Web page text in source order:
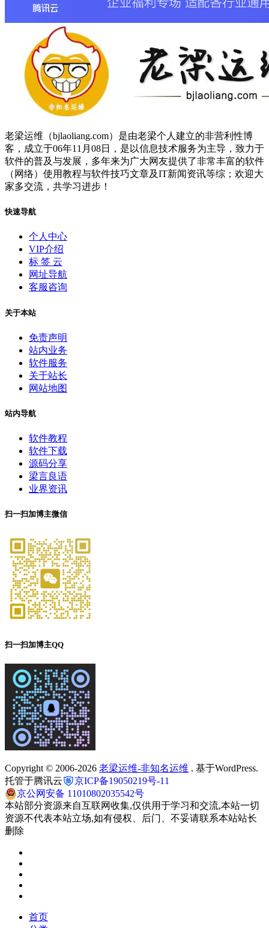
老梁运维（bjlaoliang.com）是由老梁个人建立的非营利性博
客，成立于06年11月08日，是以信息技术服务为主导，致力于
软件的普及与发展，多年来为广大网友提供了非常丰富的软件
（网络）使用教程与软件技巧文章及IT新闻资讯等综；欢迎大
家多交流，共学习进步！
快速导航
个人中心
VIP介绍
标 签 云
网址导航
客服咨询
关于本站
免责声明
站内业务
软件服务
关于站长
网站地图
站内导航
软件教程
软件下载
源码分享
梁言良语
业界资讯
扫一扫加博主微信
扫一扫加博主QQ
Copyright © 2006-2026 老梁运维-非知名运维 . 基于WordPress.
托管于腾讯云
京ICP备19050219号-11
京公网安备 11010802035542号
本站部分资源来自互联网收集,仅供用于学习和交流,本站一切
资源不代表本站立场,如有侵权、后门、不妥请联系本站站长
删除
首页